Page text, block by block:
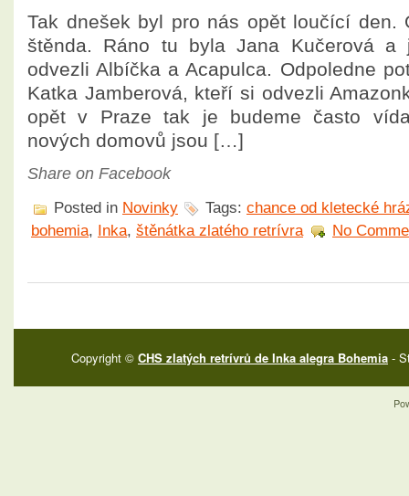
Tak dnešek byl pro nás opět loučící den.
štěnda. Ráno tu byla Jana Kučerová
odvezli Albíčka a Acapulca. Odpoledne
Katka Jamberová, kteří si odvezli
opět v Praze tak je budeme často
nových domovů jsou […]
Share on Facebook
Posted in Novinky Tags: chance od kletecké
bohemia, Inka, štěnátka zlatého retrívra No
Copyright © CHS zlatých retrívrů de Inka alegra Bohemia -